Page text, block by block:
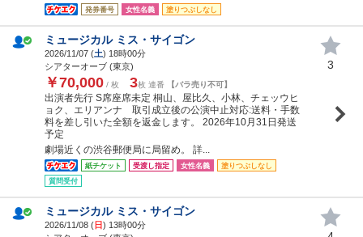
発券番号 女性名義 塗りつぶしなし
ミュージカル ミス・サイゴン
2026/11/07 (土) 18時00分
シアターオーブ (東京)
￥70,000 / 枚 3枚 連番 【バラ売り不可】
出演者先行 S席座席未定 桐山、屋比久、小林、チェッウヒ
ョク、エリアンナ 取引成立後の公演中止対応:送料・手数
料を差し引いた全額を返金します。 2026年10月31日発送
予定
劇場近くの渋谷郵便局に局留め。 詳...
紙チケット 受渡し指定 女性名義
塗りつぶしなし
質問受付
3
ミュージカル ミス・サイゴン
2026/11/08 (日) 13時00分